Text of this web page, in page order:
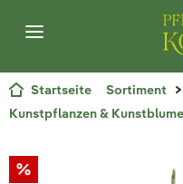
Startseite Sortiment
Kunstpflanzen &